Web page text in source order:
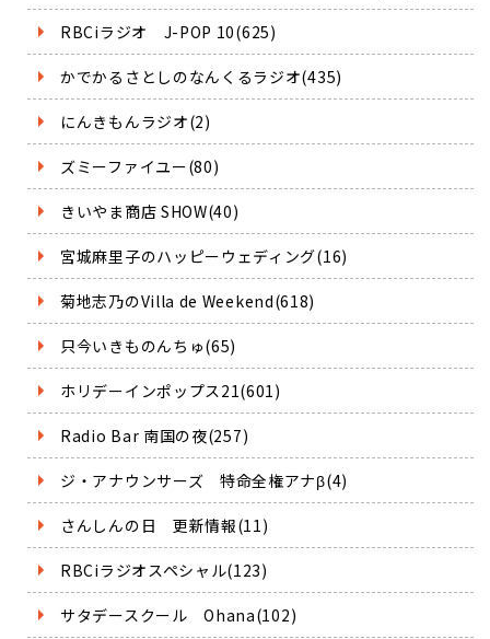
RBCiラジオ J-POP 10(625)
かでかるさとしのなんくるラジオ(435)
にんきもんラジオ(2)
ズミーファイユー(80)
きいやま商店 SHOW(40)
宮城麻里子のハッピーウェディング(16)
菊地志乃のVilla de Weekend(618)
只今いきものんちゅ(65)
ホリデーインポップス21(601)
Radio Bar 南国の夜(257)
ジ・アナウンサーズ 特命全権アナβ(4)
さんしんの日 更新情報(11)
RBCiラジオスペシャル(123)
サタデースクール Ohana(102)